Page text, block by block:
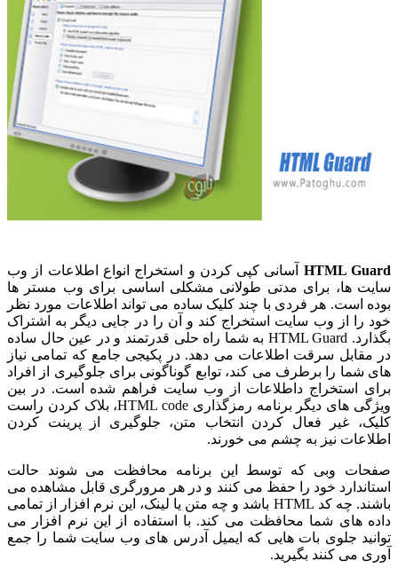
HTML Guard آسانی کپی کردن و استخراج انواع اطلاعات از وب
سایت ها، برای مدتی طولانی مشکلی اساسی برای وب مستر ها
بوده است. هر فردی با چند کلیک ساده می تواند اطلاعات مورد نظر
خود را از وب سایت استخراج کند و آن را در جایی دیگر به اشتراک
بگذارد. HTML Guard به شما راه حلی قدرتمند و در عین حال ساده
در مقابل سرقت اطلاعات می دهد. در پکیجی جامع که تمامی نیاز
های شما را برطرف می کند، توابع گوناگونی برای جلوگیری از افراد
برای استخراج داطلاعات از وب سایت فراهم شده است. در بین
ویژگی های دیگر برنامه رمزگذاری HTML code، بلاک کردن راست
کلیک، غیر فعال کردن انتخاب متن، جلوگیری از پرینت کردن
اطلاعات نیز به چشم می خورند.
صفحات وبی که توسط این برنامه محافظت می شوند حالت
استاندارد خود را حفظ می کنند و در هر مرورگری قابل مشاهده می
باشند. چه کد HTML باشد و چه متن یا لینک، این نرم افزار از تمامی
داده های شما محافظت می کند. با استفاده از این نرم افزار می
توانید جلوی بات هایی که ایمیل آدرس های وب سایت شما را جمع
آوری می کنند بگیرید.